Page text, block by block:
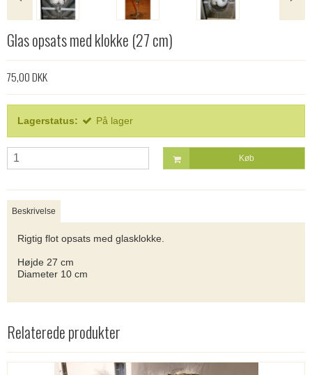
Glas opsats med klokke (27 cm)
75,00 DKK
Lagerstatus: På lager
Køb
Beskrivelse
Rigtig flot opsats med glasklokke.
Højde 27 cm
Diameter 10 cm
Relaterede produkter